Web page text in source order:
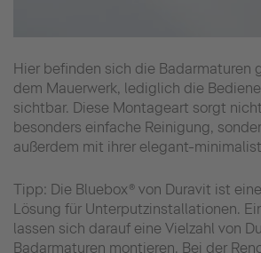
Hier befinden sich die Badarmaturen
dem Mauerwerk, lediglich die
sichtbar. Diese Montageart sorgt
besonders einfache Reinigung,
außerdem mit ihrer elegant-
Tipp: Die Bluebox® von Duravit ist
Lösung für Unterputzinstallationen.
lassen sich darauf eine Vielzahl von
Badarmaturen montieren. Bei der